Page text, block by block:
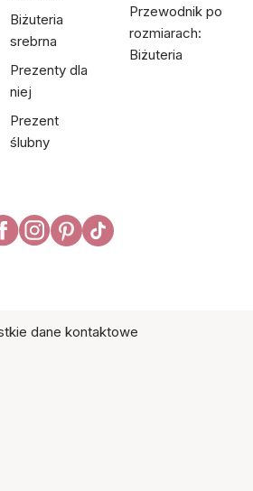
Biżuteria
srebrna
Prezenty dla
niej
Prezent
ślubny
Przewodnik po
rozmiarach:
Biżuteria
dane kontaktowe